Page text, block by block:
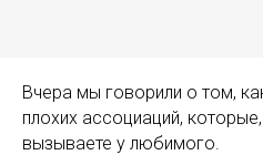
Вчера мы говорили о том,
плохих ассоциаций,
вызываете у любимого.